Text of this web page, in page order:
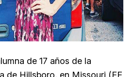
de 17 años de la
de Hillsboro, en Missouri (EE